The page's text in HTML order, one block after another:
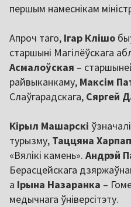
першым намеснікам
Апроч таго, Ігар Клішо
старшыні Магілёўскага
Асмалоўская –
райвыканкаму, Максім
Слаўгарадскага, Сяргей
Кірыл Машарскі
турызму, Таццяна Харпап
«Вялікі камень». Андрэй
Берасцейскага
а Ірына Назаранка –
медычнага ўніверсітэту.